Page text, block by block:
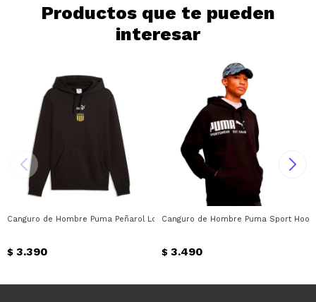
Productos que te pueden
interesar
Canguro de Hombre Puma Peñarol Logo N°1 Puma - Negro
$ 3.390
Canguro de Hombre Puma Sport
$ 3.490
Continuar